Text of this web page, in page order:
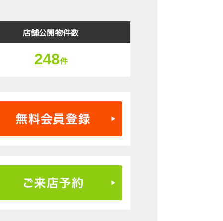
店舗公開物件数
248件